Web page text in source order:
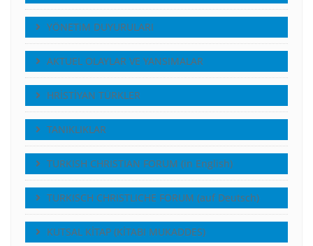
YÖNETiM DUYURULARI
AKTUEL OLAYLAR VE YANSIMALAR
HRİSTİYAN TÜRKLER
TANIKLIKLAR
TURKISH CHRISTIAN FORUM (in English)
TURKISCH CHRISTLICHE FORUM (auf Deutsch)
KUTSAL KİTAP (KİTABI MUKADDES)